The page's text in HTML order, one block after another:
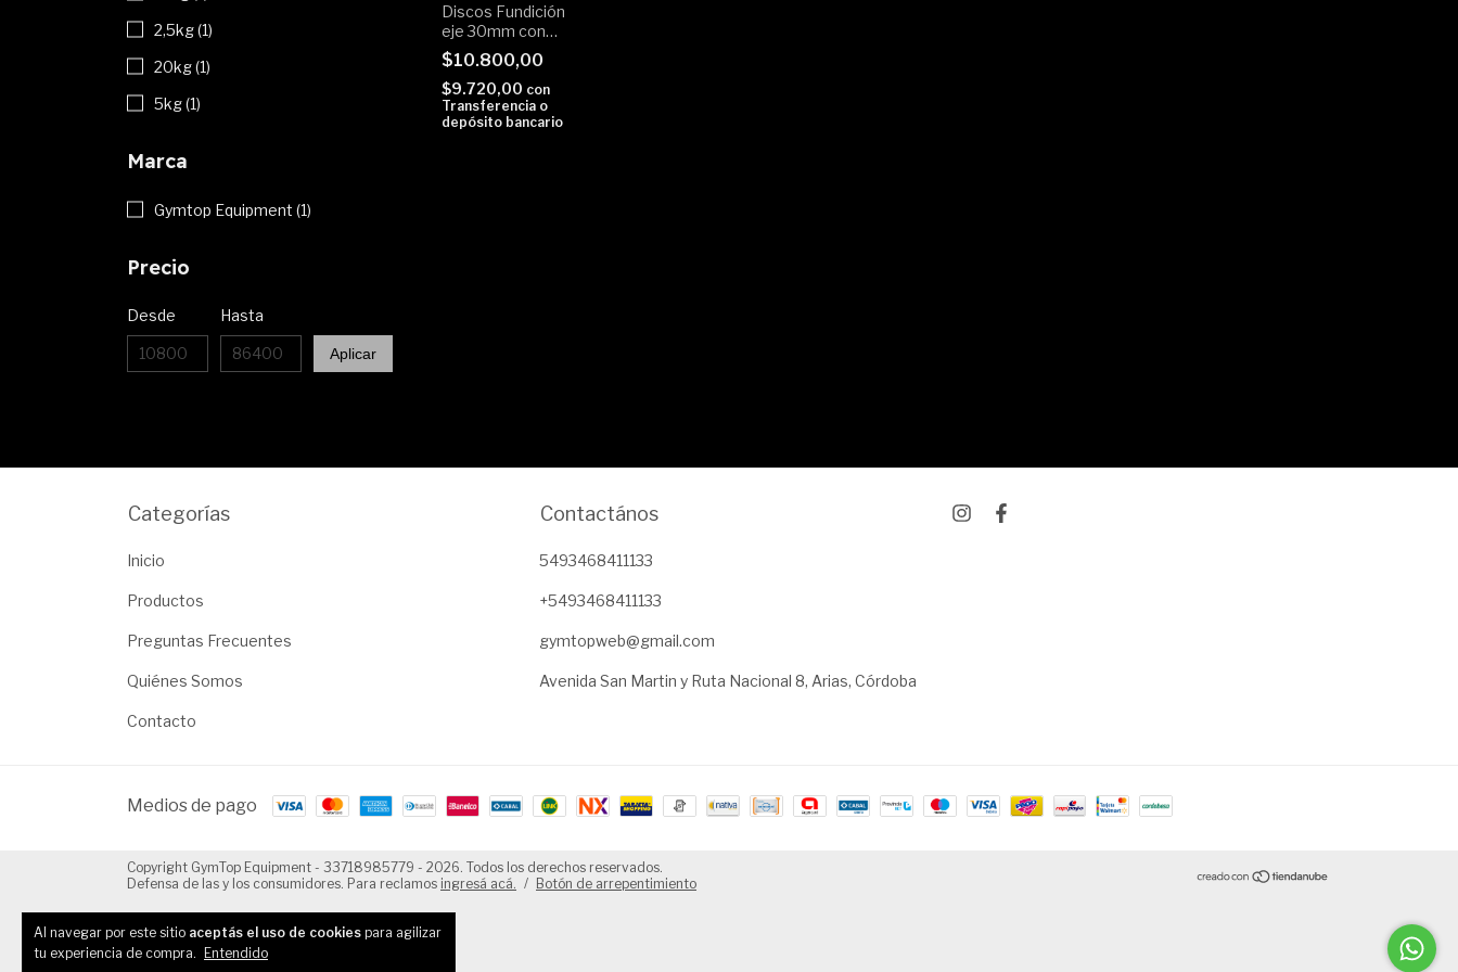
Al navegar por este sitio aceptás el uso de cookies para agilizar
tu experiencia de compra.
Entendido
2,5kg (1)
20kg (1)
5kg (1)
Marca
Gymtop Equipment (1)
Precio
Desde Hasta
Aplicar
Discos Fundición
eje 30mm con
agarre
$10.800,00
$9.720,00 con
Transferencia o
depósito bancario
Categorías
Inicio
Productos
Preguntas Frecuentes
Quiénes Somos
Contacto
Contactános
5493468411133
+5493468411133
gymtopweb@gmail.com
Avenida San Martin y Ruta Nacional 8, Arias, Córdoba
Medios de pago
Copyright GymTop Equipment - 33718985779 - 2026. Todos los derechos reservados.
Defensa de las y los consumidores. Para reclamos ingresá acá. / Botón de arrepentimiento